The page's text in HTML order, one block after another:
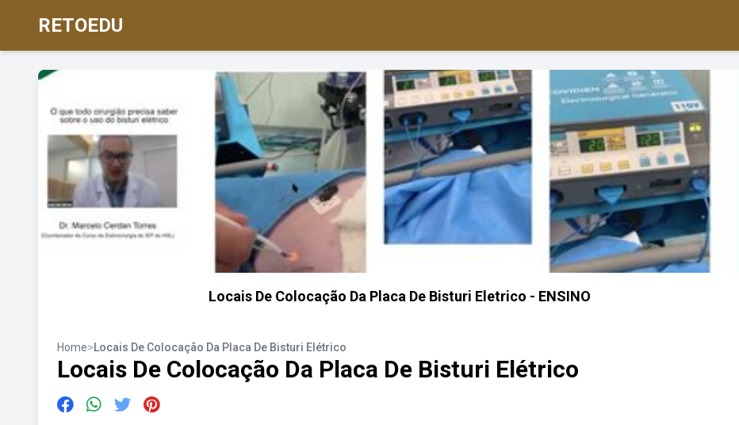
RETOEDU
Locais De Colocação Da Placa De Bisturi Eletrico - ENSINO
Home>Locais De Colocação Da Placa De Bisturi Elétrico
Locais De Colocação Da Placa De Bisturi Elétrico